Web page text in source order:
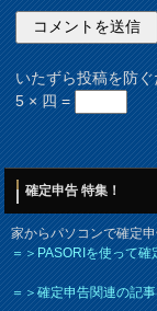
いたずら投稿を防
5 × 四 =
確定申告 特集！
家からパソコンで確定
＝＞PASORIを使って確
＝＞確定申告関連の記